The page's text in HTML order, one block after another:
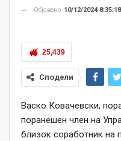
Објавено 10/12/2024 8:35:18
25,439
Сподели
Васко Ковачевски,
поранешен член на
близок соработник на